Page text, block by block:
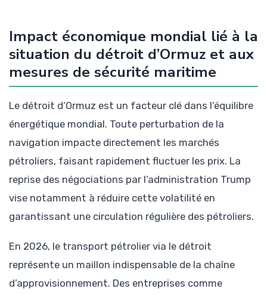
Impact économique mondial lié à la
situation du détroit d’Ormuz et aux
mesures de sécurité maritime
Le détroit d’Ormuz est un facteur clé dans l’équilibre
énergétique mondial. Toute perturbation de la
navigation impacte directement les marchés
pétroliers, faisant rapidement fluctuer les prix. La
reprise des négociations par l’administration Trump
vise notamment à réduire cette volatilité en
garantissant une circulation régulière des pétroliers.
En 2026, le transport pétrolier via le détroit
représente un maillon indispensable de la chaîne
d’approvisionnement. Des entreprises comme